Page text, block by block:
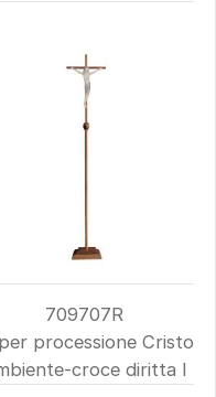
709707R
processione Cristo
croce diritta l